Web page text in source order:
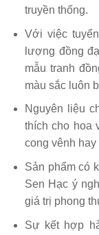
truyền thống.
Với việc
lượng đồng
mẫu tranh
màu sắc luôn
Nguyên liệu
thích cho hoa
cong vênh hay
Sản phẩm có
Sen Hạc ý
giá trị phong
Sự kết hợp